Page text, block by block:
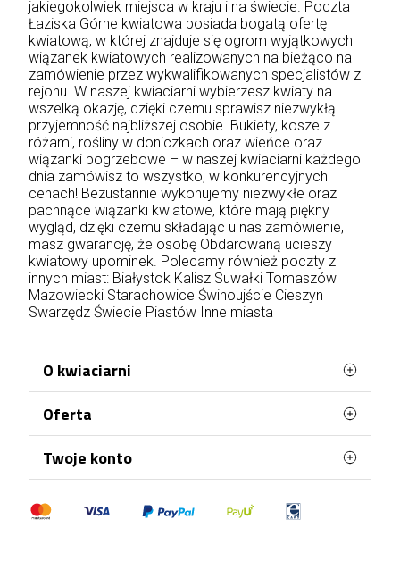
jakiegokolwiek miejsca w kraju i na świecie. Poczta
Łaziska Górne kwiatowa posiada bogatą ofertę
kwiatową, w której znajduje się ogrom wyjątkowych
wiązanek kwiatowych realizowanych na bieżąco na
zamówienie przez wykwalifikowanych specjalistów z
rejonu. W naszej kwiaciarni wybierzesz kwiaty na
wszelką okazję, dzięki czemu sprawisz niezwykłą
przyjemność najbliższej osobie. Bukiety, kosze z
różami, rośliny w doniczkach oraz wieńce oraz
wiązanki pogrzebowe – w naszej kwiaciarni każdego
dnia zamówisz to wszystko, w konkurencyjnych
cenach! Bezustannie wykonujemy niezwykłe oraz
pachnące wiązanki kwiatowe, które mają piękny
wygląd, dzięki czemu składając u nas zamówienie,
masz gwarancję, że osobę Obdarowaną ucieszy
kwiatowy upominek. Polecamy również poczty z
innych miast: Białystok Kalisz Suwałki Tomaszów
Mazowiecki Starachowice Świnoujście Cieszyn
Swarzędz Świecie Piastów Inne miasta
O kwiaciarni
Petunias.pl to wyjątkowa poczta z kwiatami,
dzięki której wyślesz przepiękne kwiaty dla bliskiej
zawsze w niskich cenach. Nasi doświadczeni
floryści dbają nawet o najmniejszy szczegół, tak
aby właśnie to Twój bukiet był jedyny w swoim
rodzaju. To co nas wyróżnia to: szybka i
Oferta
Mapa strony
Twoje konto
Zamówienia